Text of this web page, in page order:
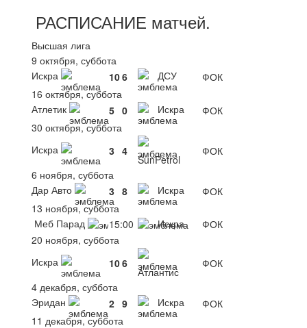
РАСПИСАНИЕ матчей.
Высшая лига
9 октября, суббота
Искра
106 ДСУ
ФОК
16 октября, суббота
Атлетик
5 0 Искра
ФОК
30 октября, суббота
Искра
3 4
SunPetrol
ФОК
6 ноября, суббота
Дар Авто
3 8 Искра
ФОК
13 ноября, суббота
Меб Парад
15:00 Искра
ФОК
20 ноября, суббота
Искра
106
Атлантис
ФОК
4 декабря, суббота
Эридан
2 9 Искра
ФОК
11 декабря, суббота